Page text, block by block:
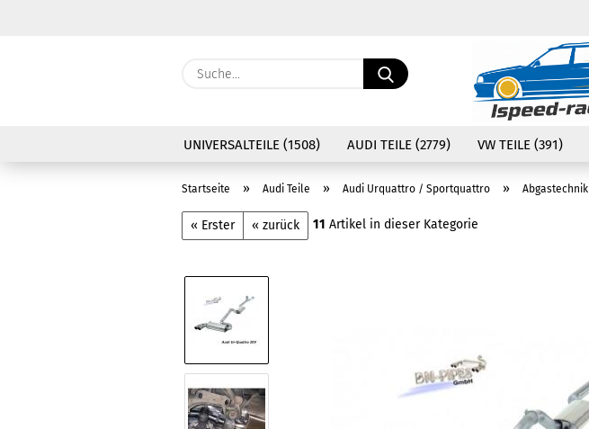
Suche...
UNIVERSALTEILE (1508) AUDI TEILE (2779) VW TEILE (391)
Startseite » Audi Teile » Audi Urquattro / Sportquattro » Abgastechnik
« Erster « zurück 11 Artikel in dieser Kategorie